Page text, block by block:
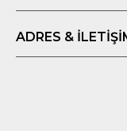
ADRES &